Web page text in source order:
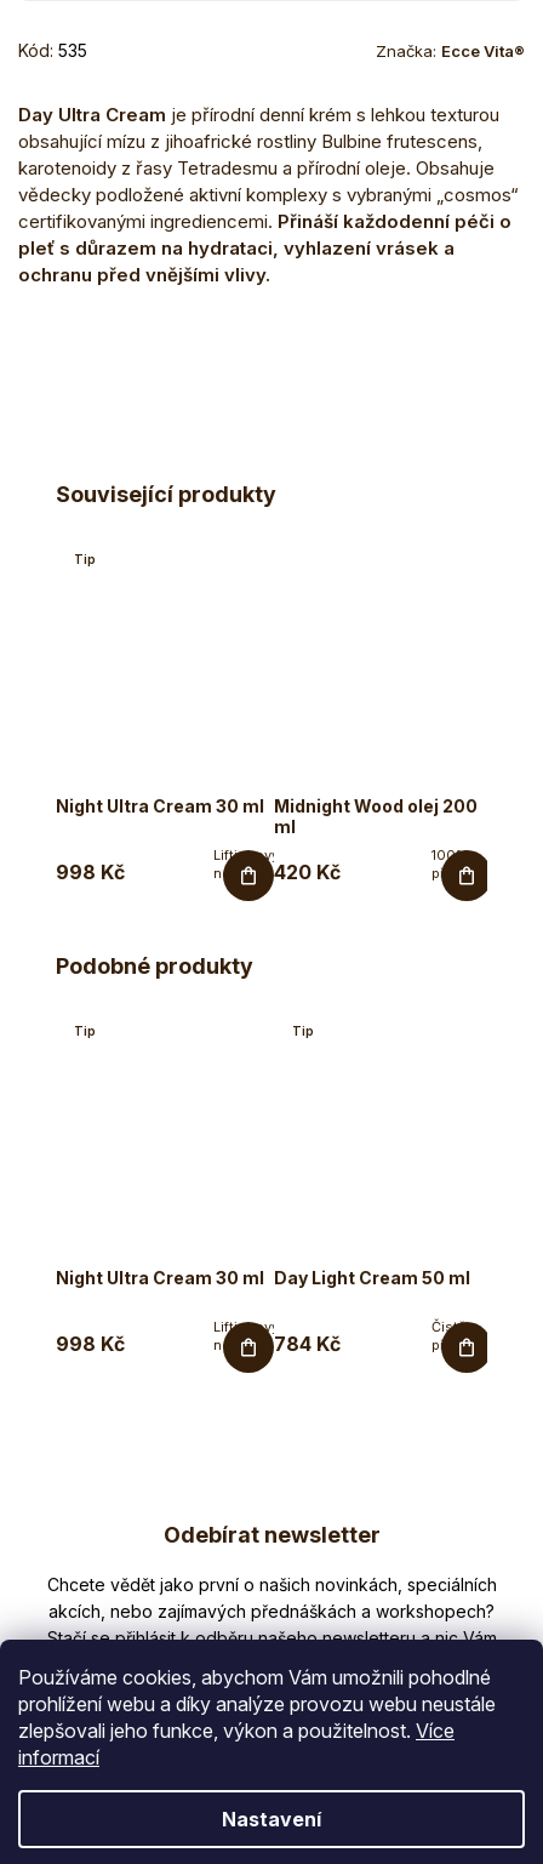
Používáme cookies, abychom Vám umožnili pohodlné
prohlížení webu a díky analýze provozu webu neustále
zlepšovali jeho funkce, výkon a použitelnost. Více
informací
Nastavení
Kód: 535 Značka: Ecce Vita®
Day Ultra Cream je přírodní denní krém s lehkou texturou
obsahující mízu z jihoafrické rostliny Bulbine frutescens,
karotenoidy z řasy Tetradesmu a přírodní oleje. Obsahuje
vědecky podložené aktivní komplexy s vybranými „cosmos“
certifikovanými ingrediencemi. Přináší každodenní péči o
pleť s důrazem na hydrataci, vyhlazení vrásek a
ochranu před vnějšími vlivy.
Související produkty
Tip
Night Ultra Cream 30 ml
998 Kč
Liftingový
noční
krém pro
Midnight Wood olej 200
ml
420 Kč
100%
přírodní
pěstící
Podobné produkty
Tip
Night Ultra Cream 30 ml
998 Kč
Liftingový
noční
krém pro
Tip
Day Light Cream 50 ml
784 Kč
Čistě
přírodní
denní
a
Odebírat newsletter
Nezmeškejte žádné novinky či slevy!
E-mail
Vložením e-mailu souhlasíte s
podmínkami ochrany osobních údajů